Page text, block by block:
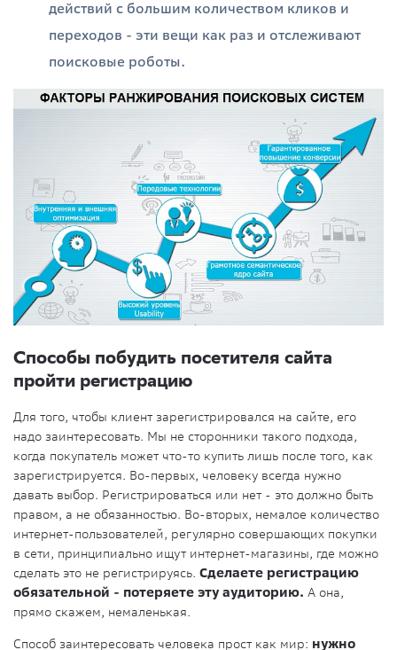
действий с большим количеством кликов и
переходов - эти вещи как раз и отслеживают
поисковые роботы.
Способы побудить посетителя сайта
пройти регистрацию
Для того, чтобы клиент зарегистрировался на сайте, его
надо заинтересовать. Мы не сторонники такого подхода,
когда покупатель может что-то купить лишь после того, как
зарегистрируется. Во-первых, человеку всегда нужно
давать выбор. Регистрироваться или нет - это должно быть
правом, а не обязанностью. Во-вторых, немалое количество
интернет-пользователей, регулярно совершающих покупки
в сети, принципиально ищут интернет-магазины, где можно
сделать это не регистрируясь. Сделаете регистрацию
обязательной - потеряете эту аудиторию. А она,
прямо скажем, немаленькая.
Способ заинтересовать человека прост как мир: нужно